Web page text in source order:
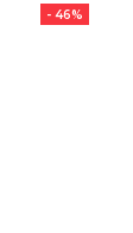
- 46%